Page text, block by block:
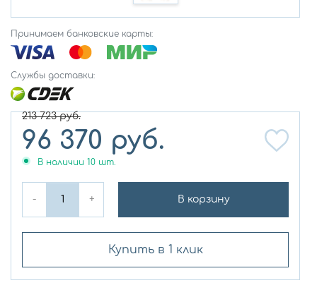
Принимаем банковские карты:
Службы доставки:
213 723руб.
96 370 руб.
В наличии 10 шт.
- + В корзину
Купить в 1 клик